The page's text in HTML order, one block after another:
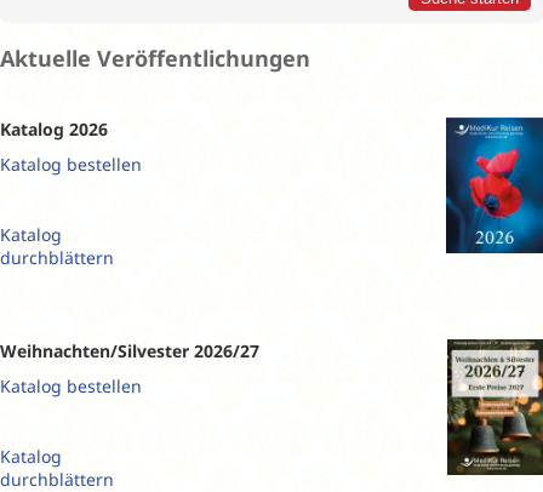
Aktuelle Veröffentlichungen
Katalog 2026
Katalog bestellen
Katalog
durchblättern
Weihnachten/Silvester 2026/27
Katalog bestellen
Katalog
durchblättern